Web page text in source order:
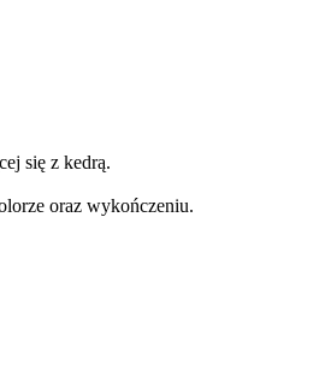
się z kedrą.
oraz wykończeniu.